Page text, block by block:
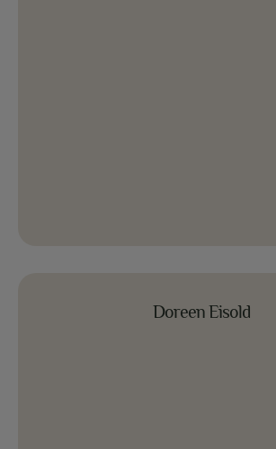
Doreen Eisold
Doreen Eisold